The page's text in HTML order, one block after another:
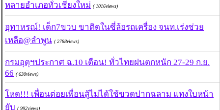
หลายอำเภอทั่วเชียงใหม่ ( 1016views)
อุทาหรณ์! เด็ก7ขวบ ขาติดในซี่ล้อรถเครื่อง จนท.เร่งช่วย
เหลือ@ลำพูน ( 2788views)
กรมอุตุฯประกาศ ฉ.10 เตือน! ทั่วไทยฝนตกหนัก 27-29 ก.ย.
66 ( 630views)
โหด!!! เพื่อนต่อยเพื่อนสู้ไม่ได้ใช้ขวดปากฉลาม แทงใบหน้า
ยับ ( 992views)